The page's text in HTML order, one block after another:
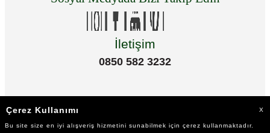
İletişim
0850 582 3232
Çerez Kullanımı X
Bu site size en iyi alışveriş hizmetini sunabilmek için çerez kullanmaktadır.